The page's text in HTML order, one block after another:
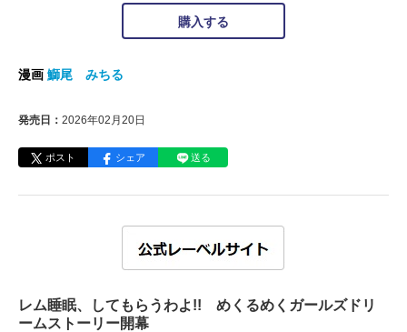
購入する
漫画 鰤尾 みちる
発売日： 2026年02月20日
ポスト シェア 送る
レム睡眠、してもらうわよ!! めくるめくガールズドリ
ームストーリー開幕